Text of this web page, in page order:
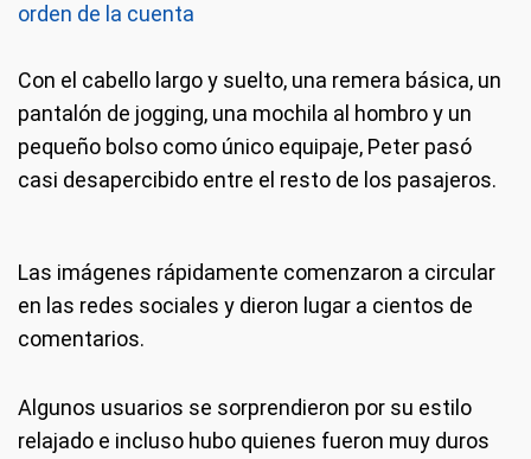
orden de la cuenta
Con el cabello largo y suelto, una remera básica, un
pantalón de jogging, una mochila al hombro y un
pequeño bolso como único equipaje, Peter pasó
casi desapercibido entre el resto de los pasajeros.
Las imágenes rápidamente comenzaron a circular
en las redes sociales y dieron lugar a cientos de
comentarios.
Algunos usuarios se sorprendieron por su estilo
relajado e incluso hubo quienes fueron muy duros